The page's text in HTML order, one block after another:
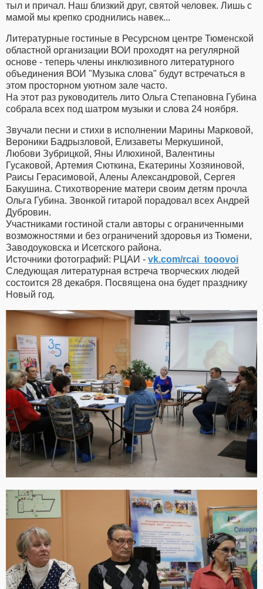
тыл и причал. Наш близкий друг, святой человек. Лишь с
мамой мы крепко сроднились навек...
Литературные гостиные в Ресурсном центре Тюменской
областной организации ВОИ проходят на регулярной
основе - теперь члены инклюзивного литературного
объединения ВОИ "Музыка слова" будут встречаться в
этом просторном уютном зале часто.
На этот раз руководитель лито Ольга Степановна Губина
собрала всех под шатром музыки и слова 24 ноября.
Звучали песни и стихи в исполнении Марины Марковой,
Вероники Бадрызловой, Елизаветы Меркушиной,
Любови Зубрицкой, Яны Илюхиной, Валентины
Гусаковой, Артемия Сюткина, Екатерины Хозяиновой,
Раисы Герасимовой, Алены Александровой, Сергея
Бакушина. Стихотворение матери своим детям прочла
Ольга Губина. Звонкой гитарой порадовал всех Андрей
Дубровин.
Участниками гостиной стали авторы с ограниченными
возможностями и без ограничений здоровья из Тюмени,
Заводоуковска и Исетского района.
Источники фотографий: РЦАИ - vk.com/rcai_tooovoi
Следующая литературная встреча творческих людей
состоится 28 декабря. Посвящена она будет празднику
Новый год.